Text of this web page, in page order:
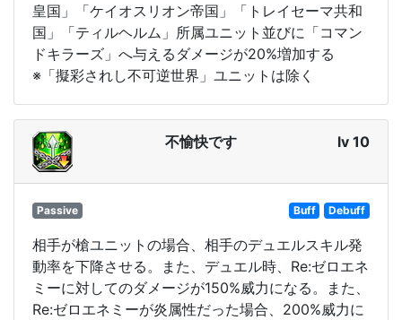
皇国」「ケイオスリオン帝国」「トレイセーマ共和
国」「ティルヘルム」所属ユニット並びに「コマン
ドキラーズ」へ与えるダメージが20%増加する
※「擬彩されし不可逆世界」ユニットは除く
不愉快です lv 10
Passive Buff Debuff
相手が槍ユニットの場合、相手のデュエルスキル発
動率を下降させる。また、デュエル時、Re:ゼロエネ
ミーに対してのダメージが150%威力になる。また、
Re:ゼロエネミーが炎属性だった場合、200%威力に